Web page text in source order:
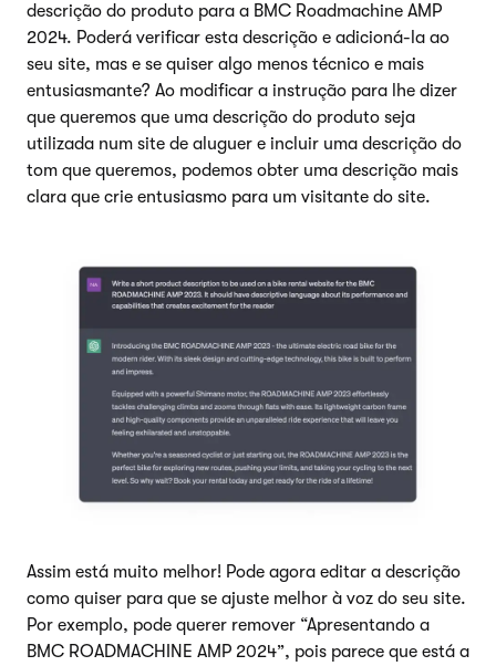
descrição do produto para a BMC Roadmachine AMP
2024. Poderá verificar esta descrição e adicioná-la ao
seu site, mas e se quiser algo menos técnico e mais
entusiasmante? Ao modificar a instrução para lhe dizer
que queremos que uma descrição do produto seja
utilizada num site de aluguer e incluir uma descrição do
tom que queremos, podemos obter uma descrição mais
clara que crie entusiasmo para um visitante do site.
Assim está muito melhor! Pode agora editar a descrição
como quiser para que se ajuste melhor à voz do seu site.
Por exemplo, pode querer remover “Apresentando a
BMC ROADMACHINE AMP 2024”, pois parece que está a